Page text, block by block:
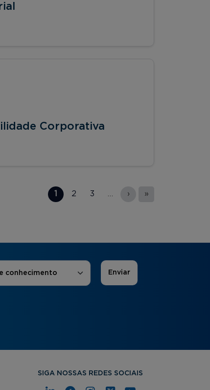
Corporativa
1 2 3 … › »
conhecimento
SIGA NOSSAS REDES SOCIAIS